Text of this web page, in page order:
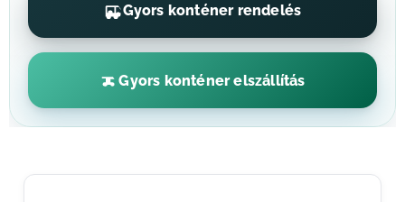
Gyors konténer rendelés
Gyors konténer elszállítás